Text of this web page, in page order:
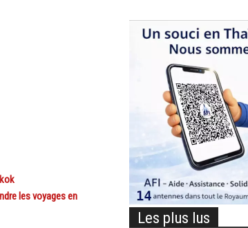
les voyages en
Les plus lus